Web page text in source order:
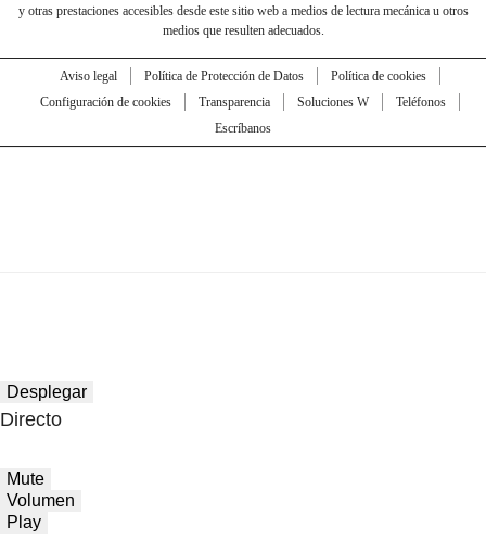
y otras prestaciones accesibles desde este sitio web a medios de lectura mecánica u otros
medios que resulten adecuados.
Aviso legal Política de Protección de Datos
Política de cookies
Configuración de cookies
Transparencia Soluciones W
Teléfonos
Escríbanos
Desplegar
Directo
Mute
Volumen
Play